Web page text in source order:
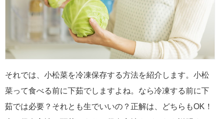
それでは、小松菜を冷凍保存する方法を紹介します。小松
菜って食べる前に下茹でしますよね。なら冷凍する前に下
茹では必要？それとも生でいいの？正解は、どちらもOK！